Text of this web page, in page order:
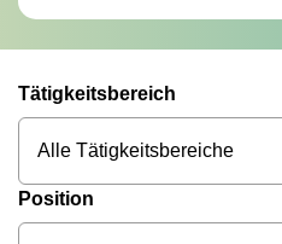
Tätigkeitsbereich
Alle Tätigkeitsbereiche
Position